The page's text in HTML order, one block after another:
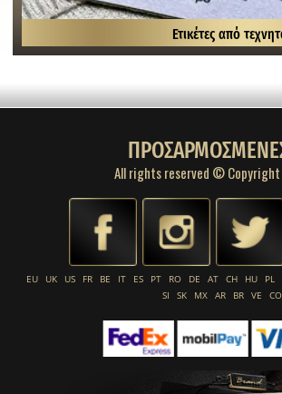
Ετικέτες από
All rights reserved ©
EU UK US FR BE IT ES PT RO DE AT CH HU PL
SI
SK MX AR BR VE CO